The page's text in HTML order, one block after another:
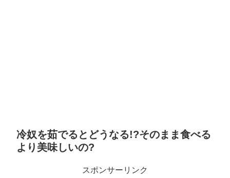
冷奴を茹でるとどうなる!?そのまま食べる
より美味しいの?
スポンサーリンク